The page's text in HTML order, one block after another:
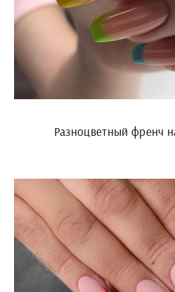
Разноцветный френч